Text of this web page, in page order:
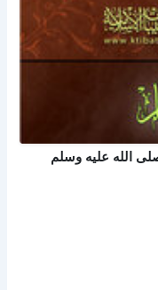
الله عليه وسلم